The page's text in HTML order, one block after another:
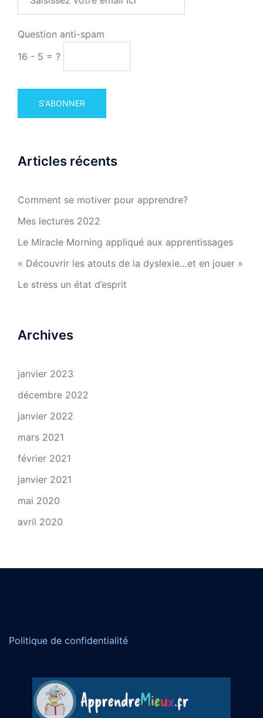
Question anti-spam
16 - 5 = ?
Articles récents
Comment se motiver pour apprendre?
Mes lectures 2022
Le Miracle Morning appliqué aux apprentissages
« Découvrir les atouts de la dyslexie…et en jouer »
Le stress un état d’esprit
Archives
janvier 2023
décembre 2022
janvier 2022
mars 2021
février 2021
janvier 2021
mai 2020
avril 2020
Politique de confidentialité